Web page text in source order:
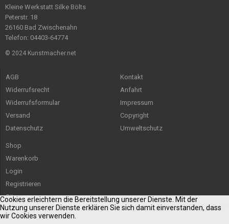
Kleine Werkstatt Silke Bölts
Peterstr. 18
26160 Bad Zwischenahn
Telefon: 04403-64774
© 2024 Kunstmacher.net
AGB
Widerrufsrecht
Widerrufsformular
Versand
Datenschutz
Kontakt
Anfahrt
Impressum
Copyright
Umweltschutz
Shop
Warenkorb
Login
Registrieren
Sitemap
Cookies erleichtern die Bereitstellung unserer Dienste. Mit der
Nutzung unserer Dienste erklären Sie sich damit einverstanden, dass
wir Cookies verwenden.